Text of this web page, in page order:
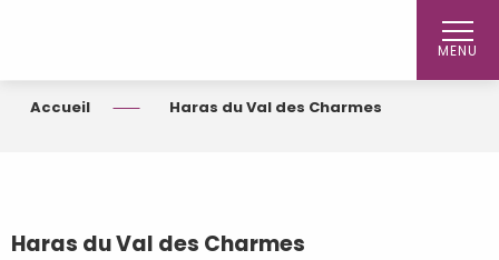
MENU
Accueil Haras du Val des Charmes
Haras du Val des Charmes